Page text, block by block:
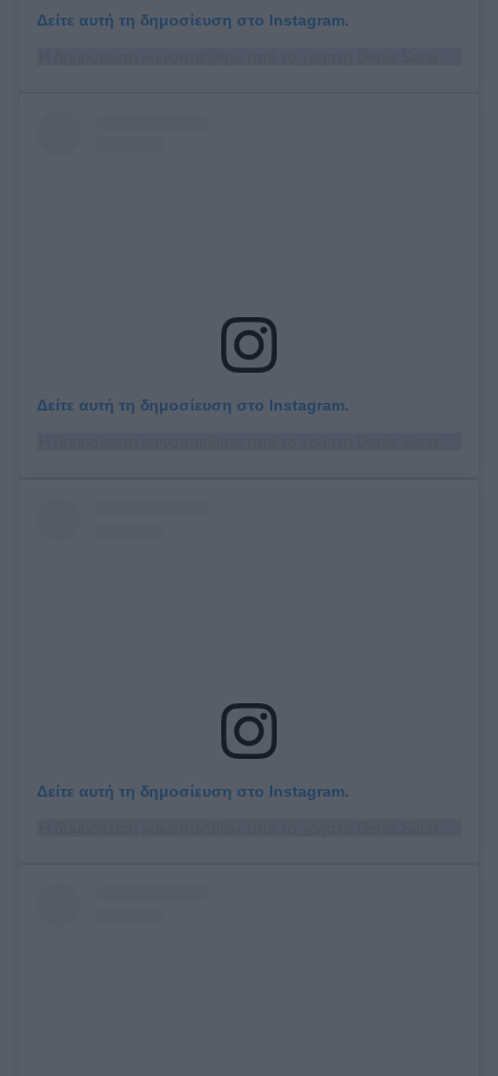
Δείτε αυτή τη δημοσίευση στο Instagram.
Δείτε αυτή τη δημοσίευση στο Instagram.
Δείτε αυτή τη δημοσίευση στο Instagram.